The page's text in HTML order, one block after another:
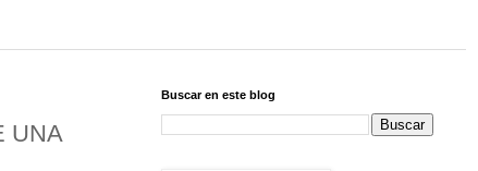
UNA
Buscar en este blog